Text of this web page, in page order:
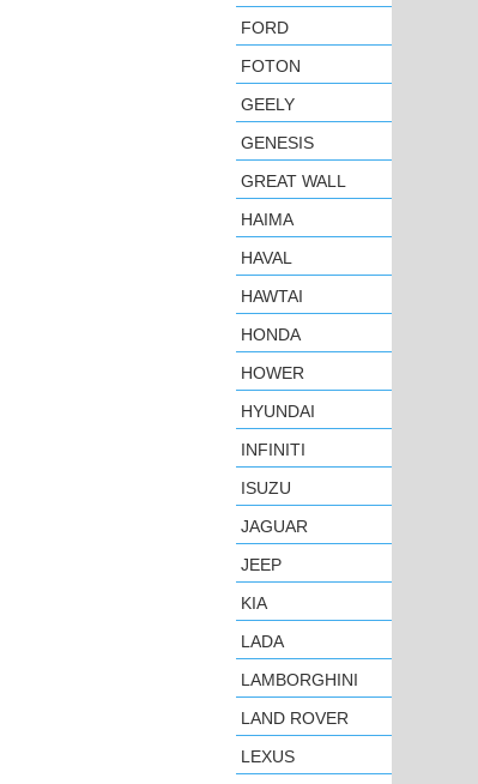
FORD
FOTON
GEELY
GENESIS
GREAT WALL
HAIMA
HAVAL
HAWTAI
HONDA
HOWER
HYUNDAI
INFINITI
ISUZU
JAGUAR
JEEP
KIA
LADA
LAMBORGHINI
LAND ROVER
LEXUS